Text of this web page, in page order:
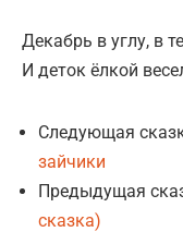
Декабрь в углу, в
И деток ёлкой
Следующая
зайчики
Предыдущая
сказка)